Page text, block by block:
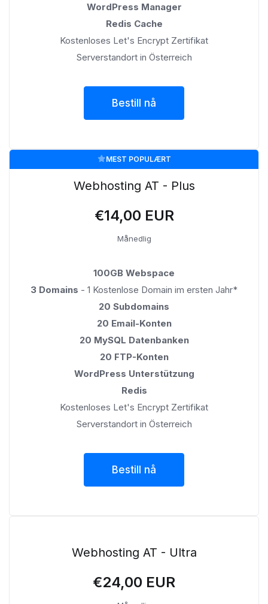
WordPress Manager
Redis Cache
Kostenloses Let's Encrypt Zertifikat
Serverstandort in Österreich
Bestill nå
MEST POPULÆRT
Webhosting AT - Plus
€14,00 EUR
Månedlig
100GB Webspace
3 Domains - 1 Kostenlose Domain im ersten Jahr*
20 Subdomains
20 Email-Konten
20 MySQL Datenbanken
20 FTP-Konten
WordPress Unterstützung
Redis
Kostenloses Let's Encrypt Zertifikat
Serverstandort in Österreich
Bestill nå
Webhosting AT - Ultra
€24,00 EUR